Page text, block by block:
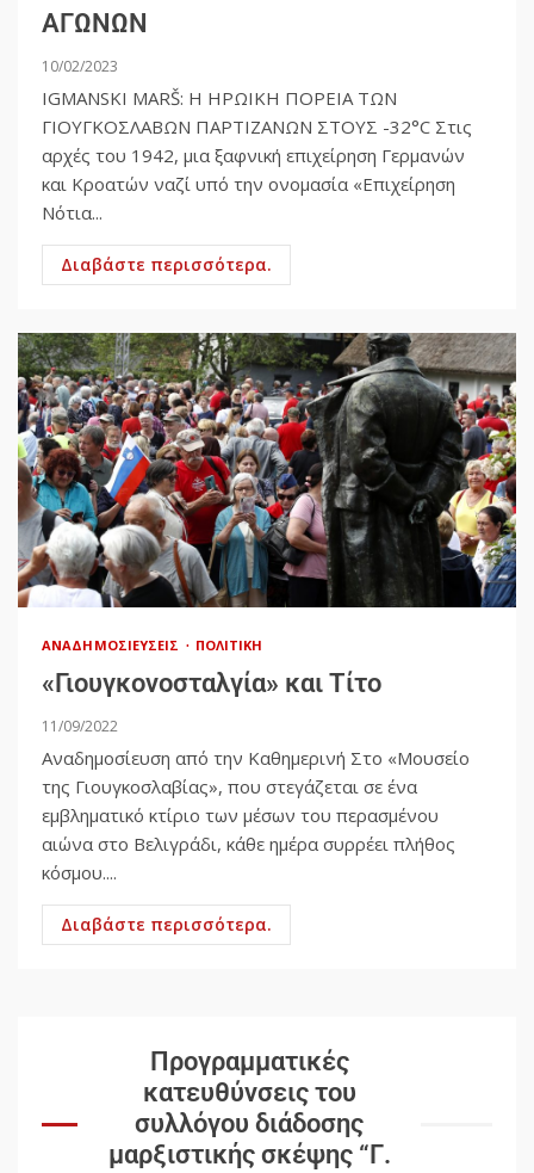
ΑΓΩΝΩΝ
10/02/2023
IGMANSKI MARŠ: Η ΗΡΩΙΚΗ ΠΟΡΕΙΑ ΤΩΝ
ΓΙΟΥΓΚΟΣΛΑΒΩΝ ΠΑΡΤΙΖΑΝΩΝ ΣΤΟΥΣ -32°C Στις
αρχές του 1942, μια ξαφνική επιχείρηση Γερμανών
και Κροατών ναζί υπό την ονομασία «Επιχείρηση
Νότια...
Διαβάστε περισσότερα.
ΑΝΑΔΗΜΟΣΙΕΎΣΕΙΣ ΠΟΛΙΤΙΚΉ
«Γιουγκονοσταλγία» και Τίτο
11/09/2022
Αναδημοσίευση από την Καθημερινή Στο «Μουσείο
της Γιουγκοσλαβίας», που στεγάζεται σε ένα
εμβληματικό κτίριο των μέσων του περασμένου
αιώνα στο Βελιγράδι, κάθε ημέρα συρρέει πλήθος
κόσμου....
Διαβάστε περισσότερα.
Προγραμματικές
κατευθύνσεις του
συλλόγου διάδοσης
μαρξιστικής σκέψης “Γ.